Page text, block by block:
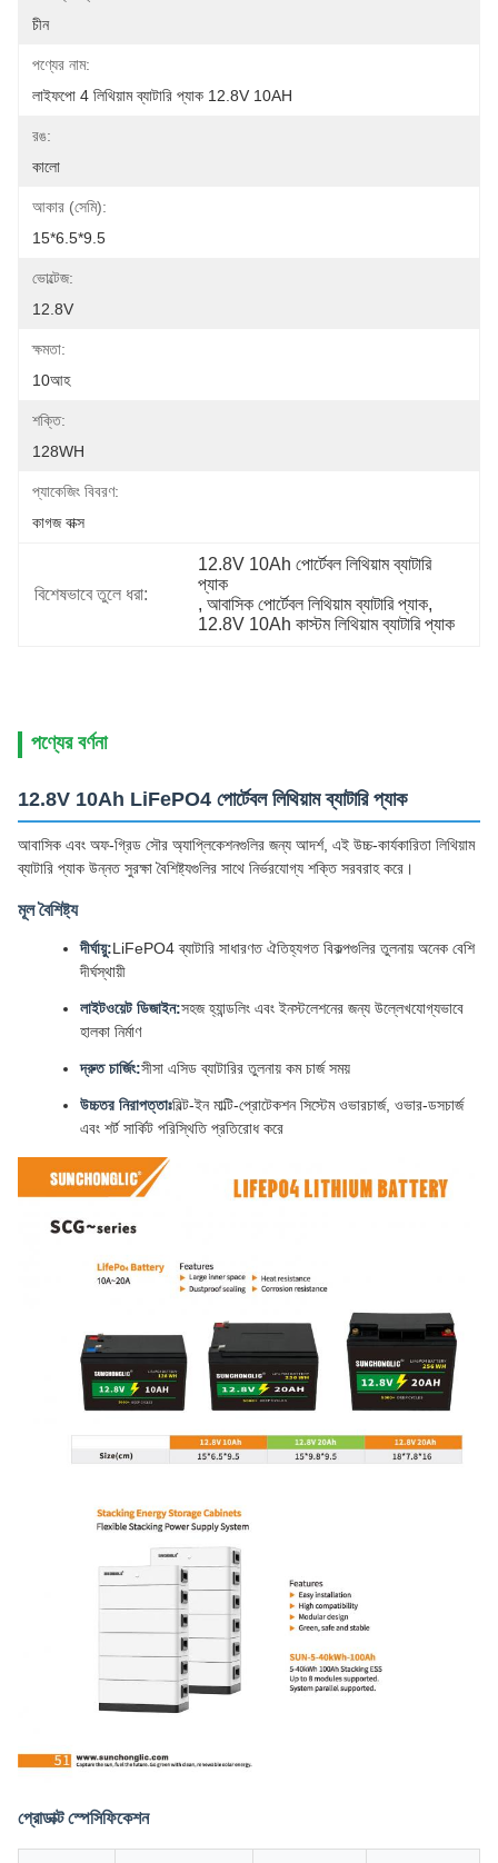
চীন
পণ্যের নাম:
লাইফপো 4 লিথিয়াম ব্যাটারি প্যাক 12.8V 10AH
রঙ:
কালো
আকার (সেমি):
15*6.5*9.5
ভোল্টেজ:
12.8V
ক্ষমতা:
10আহ
শক্তি:
128WH
প্যাকেজিং বিবরণ:
কাগজ বাক্স
বিশেষভাবে তুলে ধরা:
12.8V 10Ah পোর্টেবল লিথিয়াম ব্যাটারি
প্যাক
, আবাসিক পোর্টেবল লিথিয়াম ব্যাটারি প্যাক,
12.8V 10Ah কাস্টম লিথিয়াম ব্যাটারি প্যাক
পণ্যের বর্ণনা
12.8V 10Ah LiFePO4 পোর্টেবল লিথিয়াম ব্যাটারি প্যাক
আবাসিক এবং অফ-গ্রিড সৌর অ্যাপ্লিকেশনগুলির জন্য আদর্শ, এই উচ্চ-কার্যকারিতা লিথিয়াম
ব্যাটারি প্যাক উন্নত সুরক্ষা বৈশিষ্ট্যগুলির সাথে নির্ভরযোগ্য শক্তি সরবরাহ করে।
মূল বৈশিষ্ট্য
দীর্ঘায়ু:LiFePO4 ব্যাটারি সাধারণত ঐতিহ্যগত বিকল্পগুলির তুলনায় অনেক বেশি
দীর্ঘস্থায়ী
লাইটওয়েট ডিজাইন:সহজ হ্যান্ডলিং এবং ইনস্টলেশনের জন্য উল্লেখযোগ্যভাবে
হালকা নির্মাণ
দ্রুত চার্জিং:সীসা এসিড ব্যাটারির তুলনায় কম চার্জ সময়
উচ্চতর নিরাপত্তাঃবিল্ট-ইন মাল্টি-প্রোটেকশন সিস্টেম ওভারচার্জ, ওভার-ডসচার্জ
এবং শর্ট সার্কিট পরিস্থিতি প্রতিরোধ করে
প্রোডাক্ট স্পেসিফিকেশন